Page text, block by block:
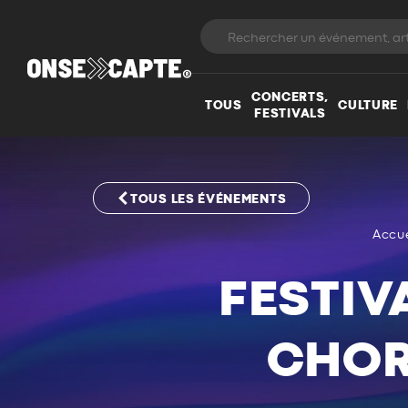
TOUS
CONCERTS,
FESTIVALS
CULTURE
TOUS LES ÉVÉNEMENTS